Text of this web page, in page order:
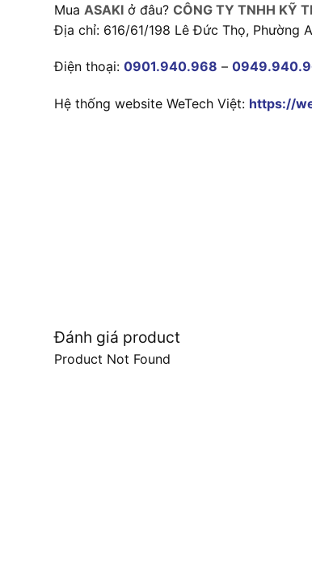
Mua ASAKI ở đâu? CÔNG TY TNHH KỸ
Địa chỉ: 616/61/198 Lê Đức Thọ, Phường
Điện thoại: 0901.940.968 –
Hệ thống website WeTech Việt: https://
Đánh giá product
Product Not Found